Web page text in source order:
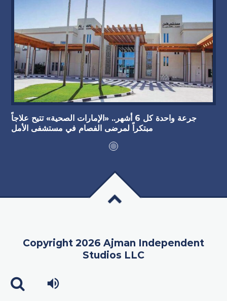
جرعة واحدة كل 6 أشهر.. «الإمارات الصحية» تتيح علاجاً
مبتكراً لمرضى الفصام في مستشفى الأمل
Copyright 2026 Ajman Independent
Studios LLC